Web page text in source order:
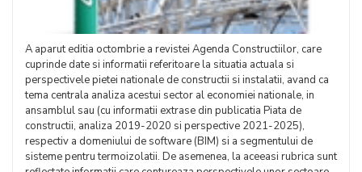
A aparut editia octombrie a revistei Agenda Constructiilor, care
cuprinde date si informatii referitoare la situatia actuala si
perspectivele pietei nationale de constructii si instalatii, avand ca
tema centrala analiza acestui sector al economiei nationale, in
ansamblul sau (cu informatii extrase din publicatia Piata de
constructii, analiza 2019-2020 si perspective 2021-2025),
respectiv a domeniului de software (BIM) si a segmentului de
sisteme pentru termoizolatii. De asemenea, la aceeasi rubrica sunt